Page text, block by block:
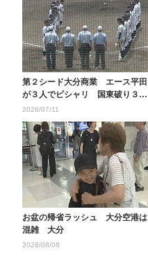
第２シード大分商業 エース平田
が３人でピシャリ 国東破り３回
戦進出【全国高校野球...
2026/07/11
お盆の帰省ラッシュ 大分空港は
混雑 大分
2026/08/08